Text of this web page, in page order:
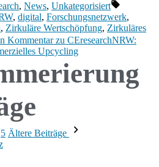
, News, Unkategorisiert
, digital, Forschungsnetzwerk,
, Zirkuläre Wertschöpfung, Zirkuläres
Kommentarzu CEresearchNRW:
Upcycling
5 Ältere Beiträge